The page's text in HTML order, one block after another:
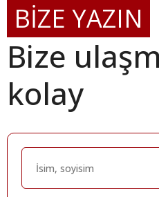
BİZE YAZIN
Bize
kolay